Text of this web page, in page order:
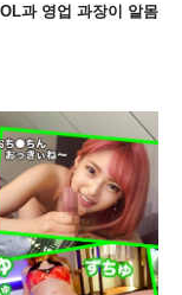
과 영업 과장이 알몸